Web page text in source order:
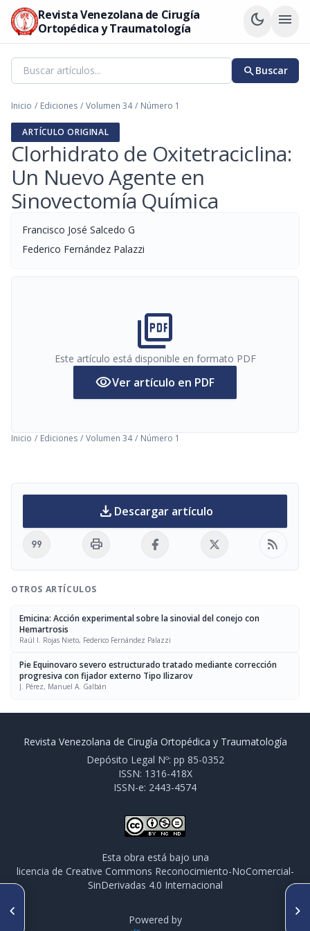
Revista Venezolana de Cirugía
Ortopédica y Traumatología
dark_mode menu
searchBuscar
Inicio / Ediciones / Volumen 34 / Número 1
ARTÍCULO ORIGINAL
Clorhidrato de Oxitetraciclina:
Un Nuevo Agente en
Sinovectomía Química
Francisco José Salcedo G
Federico Fernández Palazzi
picture_as_pdf
Este artículo está disponible en formato PDF
visibilityVer artículo en PDF
Inicio / Ediciones / Volumen 34 / Número 1
download Descargar artículo
format_quote print rss_feed
OTROS ARTÍCULOS
Emicina: Acción experimental sobre la sinovial del conejo con
Hemartrosis
Raúl I. Rojas Nieto, Federico Fernández Palazzi
Pie Equinovaro severo estructurado tratado mediante corrección
progresiva con fijador externo Tipo Ilizarov
J. Pérez, Manuel A. Galbán
rimado como tratamiento de
Revista Venezolana de Cirugía Ortopédica y Traumatología
Depósito Legal Nº: pp 85-0352
ISSN: 1316-418X
ISSN-e: 2443-4574
Esta obra está bajo una
licencia de Creative Commons Reconocimiento-NoComercial-
SinDerivadas 4.0 Internacional
Powered by